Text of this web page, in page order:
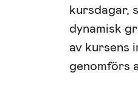
kursdagar,
dynamisk
av kursens
genomförs